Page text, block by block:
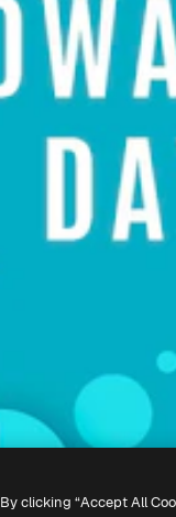
By clicking “Accept All